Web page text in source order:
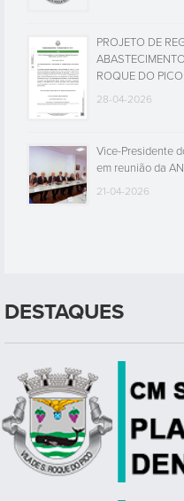
PROJETO DE
ROQUE DO PICO
28-04-2026
Vice-Presidente
em reunião da
21-04-2026
DESTAQUES